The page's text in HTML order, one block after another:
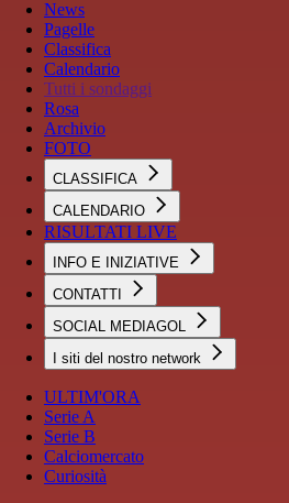
News
Pagelle
Classifica
Calendario
Tutti i sondaggi
Rosa
Archivio
FOTO
CLASSIFICA
CALENDARIO
RISULTATI LIVE
INFO E INIZIATIVE
CONTATTI
SOCIAL MEDIAGOL
I siti del nostro network
ULTIM'ORA
Serie A
Serie B
Calciomercato
Curiosità